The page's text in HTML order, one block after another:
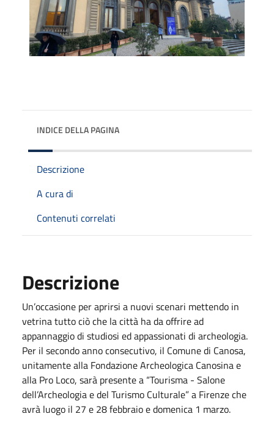
INDICE DELLA PAGINA
Descrizione
A cura di
Contenuti correlati
Descrizione
Un’occasione per aprirsi a nuovi scenari mettendo in
vetrina tutto ciò che la città ha da offrire ad
appannaggio di studiosi ed appassionati di archeologia.
Per il secondo anno consecutivo, il Comune di Canosa,
unitamente alla Fondazione Archeologica Canosina e
alla Pro Loco, sarà presente a “Tourisma - Salone
dell’Archeologia e del Turismo Culturale” a Firenze che
avrà luogo il 27 e 28 febbraio e domenica 1 marzo.